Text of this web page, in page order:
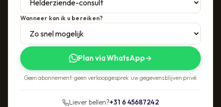
Wanneer kan ik u bereiken?
Plan via WhatsApp→
Geen abonnement · geen verkoopgesprek · uw gegevens blijven privé.
Liever bellen?+31 6 45687242